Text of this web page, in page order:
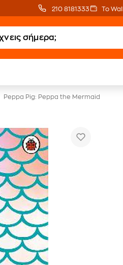
210 8181333 Το
Δωρεάν
Peppa Pig: Peppa the Mermaid